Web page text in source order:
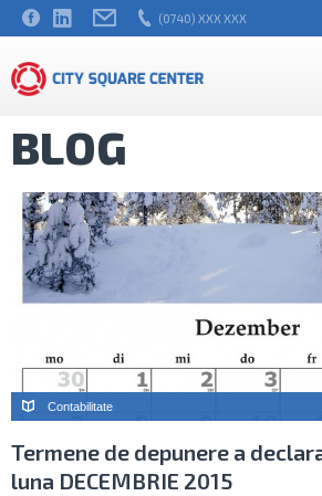
(0740) XXX XXX
BLOG
Contabilitate
Termene de depunere a
luna DECEMBRIE 2015